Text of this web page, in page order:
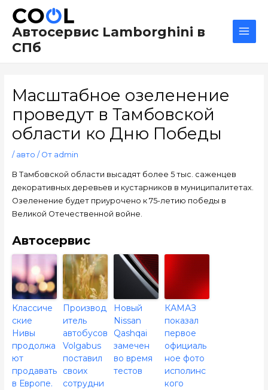
содержимому
Автосервис Lamborghini в
СПб
Масштабное озеленение
проведут в Тамбовской
области ко Дню Победы
/ авто / От admin
В Тамбовской области высадят более 5 тыс. саженцев
декоративных деревьев и кустарников в муниципалитетах.
Озеленение будет приурочено к 75-летию победы в
Великой Отечественной войне.
Автосервис
Классиче
ские
Нивы
продолжа
ют
продавать
в Европе.
Производ
итель
автобусов
Volgabus
поставил
своих
сотрудни
Новый
Nissan
Qashqai
замечен
во время
тестов
КАМАЗ
показал
первое
официаль
ное фото
исполинс
кого
по
записям